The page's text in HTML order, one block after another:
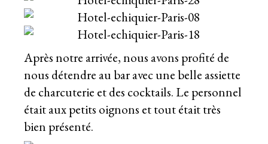
Après notre arrivée, nous avons profité de
nous détendre au bar avec une belle assiette
de charcuterie et des cocktails. Le personnel
était aux petits oignons et tout était très
bien présenté.